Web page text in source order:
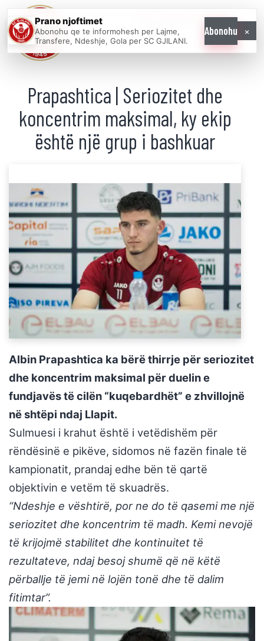
ONE
Prapashtica | Seriozitet dhe
koncentrim maksimal, ky ekip
është një grup i bashkuar
Albin Prapashtica ka bërë thirrje për seriozitet
dhe koncentrim maksimal për duelin e
fundjavës të cilën “kuqebardhët” e zhvillojnë
në shtëpi ndaj Llapit.
Sulmuesi i krahut është i vetëdishëm për
rëndësinë e pikëve, sidomos në fazën finale të
kampionatit, prandaj edhe bën të qartë
objektivin e vetëm të skuadrës.
“Ndeshje e vështirë, por ne do të qasemi me një
seriozitet dhe koncentrim të madh. Kemi nevojë
të krijojmë stabilitet dhe kontinuitet të
rezultateve, ndaj besoj shumë që në këtë
përballje të jemi në lojën tonë dhe të dalim
fitimtar”.
Prano njoftimet
Abonohu qe te informohesh per Lajme,
Transfere, Ndeshje, Gola per SC GJILANI.
Abonohu ×